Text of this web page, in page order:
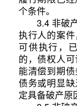
个条件。
3.4 非破产
执行人的案
可供执行，
的，债权人
能清偿到期
债务或明显
定具备破产原